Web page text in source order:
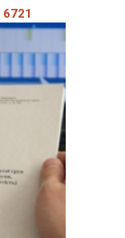
6721